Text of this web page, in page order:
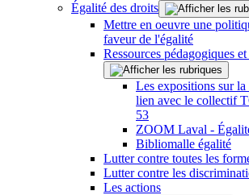
Égalité des droits
Mettre en oeuvre une
faveur de l'égalité
Ressources pédagogiques
Les expositions sur la
lien avec le collectif
53
ZOOM Laval -
Bibliomalle égalité
Lutter contre toutes les
Lutter contre les
Les actions